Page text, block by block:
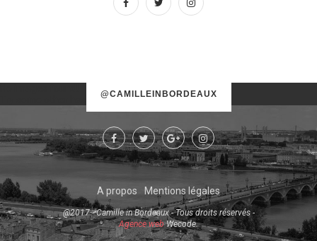
@CAMILLEINBORDEAUX
Try some other hashtag or username
A propos Mentions légales
@2017 - Camille in Bordeaux - Tous droits réservés -
Agence webWecode.